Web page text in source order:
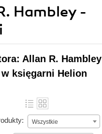
Hambley -
Allan R. Hambley
księgarni Helion
Wszystkie